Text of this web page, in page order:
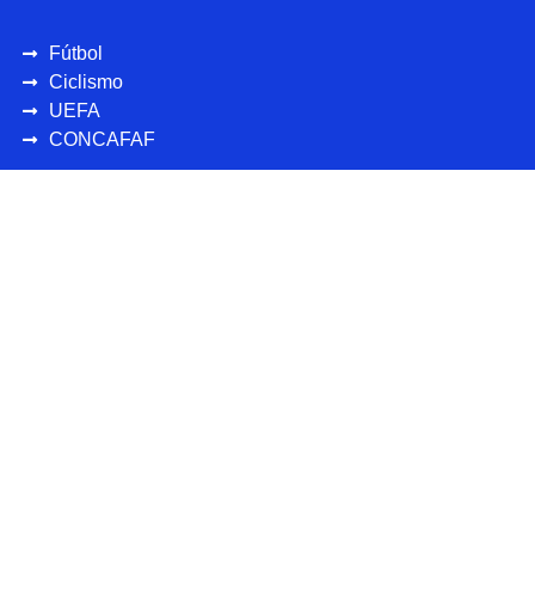
Fútbol
Ciclismo
UEFA
CONCAFAF